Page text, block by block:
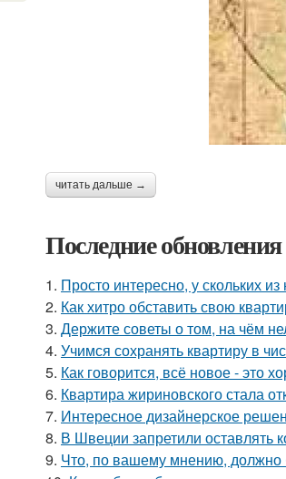
читать дальше →
Последние обновления
1. Просто интересно, у скольких
2. Как хитро обставить свою
3. Держите советы о том, на чём
4. Учимся сохранять квартиру в
5. Как говорится, всё новое - это
6. Квартира жириновского стала
7. Интересное дизайнерское
8. В Швеции запретили оставлять
9. Что, по вашему мнению, должно